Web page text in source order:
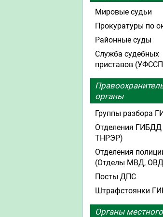
Мировые судьи
Прокуратуры по
Районные суды
Служба судебных
приставов
органы
Группы разбора
Отделения
ТНРЭР)
Отделения
(Отделы МВД,
Посты ДПС
Штрафстоянки
Органы местного